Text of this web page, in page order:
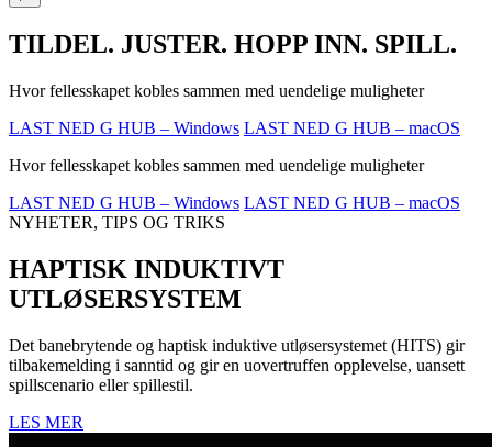
TILDEL. JUSTER. HOPP INN. SPILL.
Hvor fellesskapet kobles sammen med uendelige muligheter
LAST NED G HUB – Windows LAST NED G HUB – macOS
Hvor fellesskapet kobles sammen med uendelige muligheter
LAST NED G HUB – Windows LAST NED G HUB – macOS
NYHETER, TIPS OG TRIKS
HAPTISK INDUKTIVT
UTLØSERSYSTEM
Det banebrytende og haptisk induktive utløsersystemet (HITS) gir
tilbakemelding i sanntid og gir en uovertruffen opplevelse, uansett
spillscenario eller spillestil.
LES MER